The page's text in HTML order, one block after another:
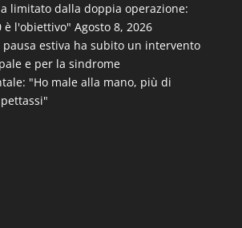
limitato dalla doppia operazione:
è l'obiettivo" Agosto 8, 2026
estiva ha subito un intervento
e per la sindrome
"Ho male alla mano, più di